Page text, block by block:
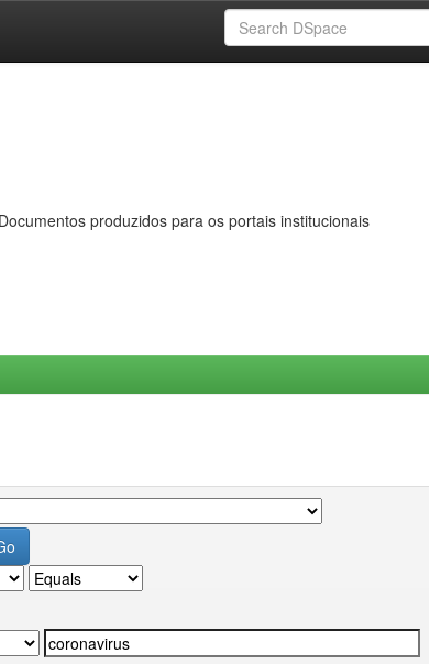
produzidos para os portais institucionais